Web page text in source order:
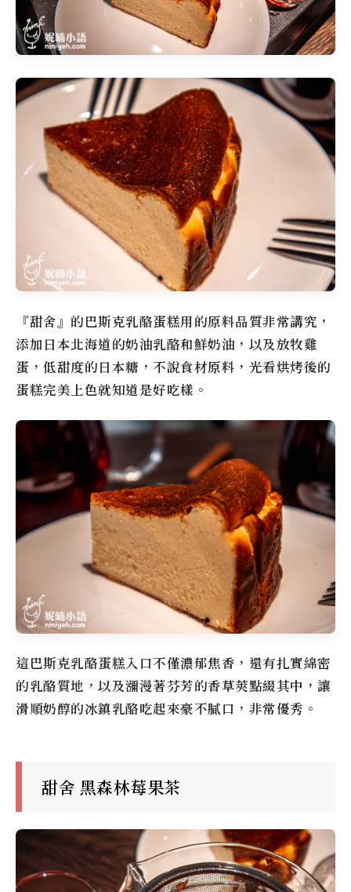
『甜舍』的巴斯克乳酪蛋糕用的原料品質非常講究，
添加日本北海道的奶油乳酪和鮮奶油，以及放牧雞
蛋，低甜度的日本糖，不說食材原料，光看烘烤後的
蛋糕完美上色就知道是好吃樣。
這巴斯克乳酪蛋糕入口不僅濃郁焦香，還有扎實綿密
的乳酪質地，以及瀰漫著芬芳的香草莢點綴其中，讓
滑順奶醇的冰鎮乳酪吃起來豪不膩口，非常優秀。
甜舍 黑森林莓果茶